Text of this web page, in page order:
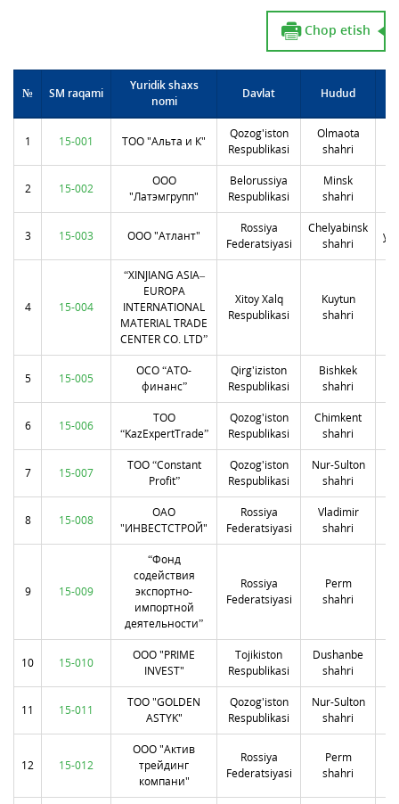
Chop etish
№ SM raqami
Yuridik shaxs
nomi
Davlat Hudud
1 15-001 ТОО "Альта и К"
Qozog'iston
Respublikasi
Olmaota
shahri
2 15-002
ООО
"Латэмгрупп"
Belorussiya
Respublikasi
Minsk
shahri
3 15-003 ООО "Атлант"
Rossiya
Federatsiyasi
Chelyabinsk
shahri
4 15-004
“XINJIANG ASIA–
EUROPA
INTERNATIONAL
MATERIAL TRADE
CENTER CO. LTD”
Xitoy Xalq
Respublikasi
Kuytun
shahri
5 15-005
ОСО “АТО-
финанс”
Qirg'iziston
Respublikasi
Bishkek
shahri
6 15-006
ТОО
“KazExpertTrade”
Qozog'iston
Respublikasi
Chimkent
shahri
7 15-007
ТОО “Constant
Profit”
Qozog'iston
Respublikasi
Nur-Sulton
shahri
8 15-008
ОАО
"ИНВЕСТСТРОЙ"
Rossiya
Federatsiyasi
Vladimir
shahri
9 15-009
“Фонд
содействия
экспортно-
импортной
деятельности”
Rossiya
Federatsiyasi
Perm
shahri
10 15-010
ООО "PRIME
INVEST"
Tojikiston
Respublikasi
Dushanbe
shahri
11 15-011
ТОО "GOLDEN
ASTYK"
Qozog'iston
Respublikasi
Nur-Sulton
shahri
12 15-012
ООО "Актив
трейдинг
компани"
Rossiya
Federatsiyasi
Perm
shahri